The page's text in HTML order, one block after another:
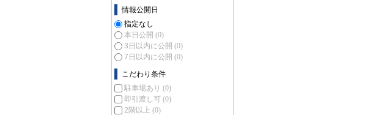
情報公開日
指定なし
本日公開 (0)
3日以内に公開 (0)
7日以内に公開 (0)
こだわり条件
駐車場あり (0)
即引渡し可 (0)
2階以上 (0)